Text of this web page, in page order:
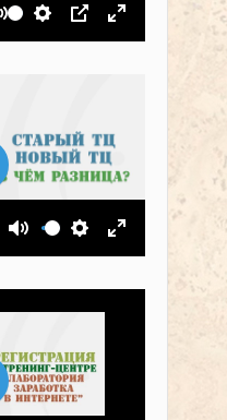
звук
Настройки
PIP На весь
Выключить звук
Настройки
На весь